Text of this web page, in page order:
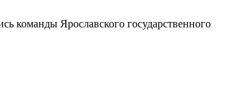
команды Ярославского государственного